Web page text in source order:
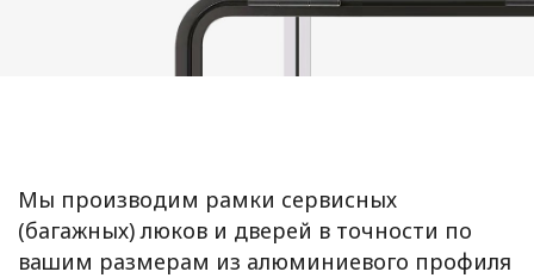
Мы производим рамки сервисных
(багажных) люков и дверей в точности по
вашим размерам из алюминиевого профиля